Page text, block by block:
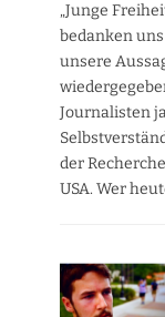
„Junge
bedanken
unsere
Journalisten
der
USA. Wer